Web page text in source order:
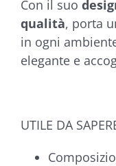
Con il suo
qualità, porta
in ogni
elegante e
UTILE DA